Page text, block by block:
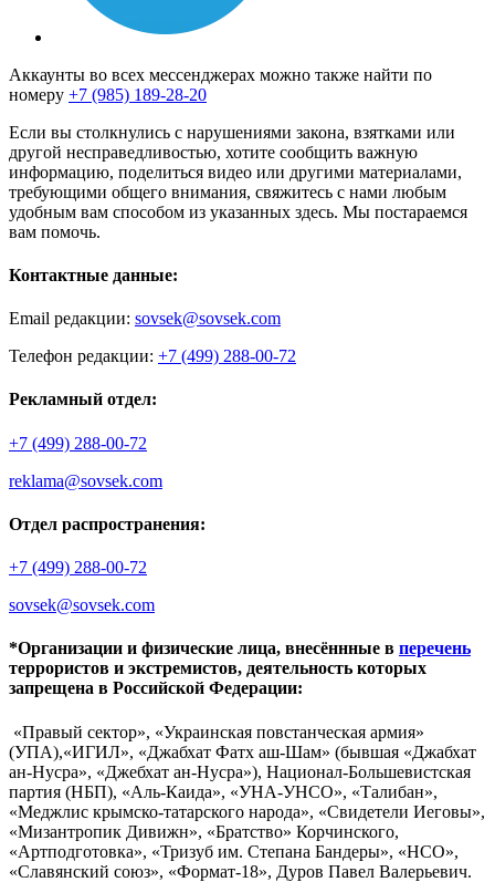
Аккаунты во всех мессенджерах можно также найти по
номеру +7 (985) 189-28-20
Если вы столкнулись с нарушениями закона, взятками или
другой несправедливостью, хотите сообщить важную
информацию, поделиться видео или другими материалами,
требующими общего внимания, свяжитесь с нами любым
удобным вам способом из указанных здесь. Мы постараемся
вам помочь.
Контактные данные:
Email редакции: sovsek@sovsek.com
Телефон редакции: +7 (499) 288-00-72
Рекламный отдел:
+7 (499) 288-00-72
reklama@sovsek.com
Отдел распространения:
+7 (499) 288-00-72
sovsek@sovsek.com
*Организации и физические лица, внесённные в перечень
террористов и экстремистов, деятельность которых
запрещена в Российской Федерации:
«Правый сектор», «Украинская повстанческая армия»
(УПА),«ИГИЛ», «Джабхат Фатх аш-Шам» (бывшая «Джабхат
ан-Нусра», «Джебхат ан-Нусра»), Национал-Большевистская
партия (НБП), «Аль-Каида», «УНА-УНСО», «Талибан»,
«Меджлис крымско-татарского народа», «Свидетели Иеговы»,
«Мизантропик Дивижн», «Братство» Корчинского,
«Артподготовка», «Тризуб им. Степана Бандеры», «НСО»,
«Славянский союз», «Формат-18», Дуров Павел Валерьевич.